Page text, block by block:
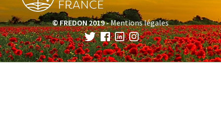
© FREDON 2019 -Mentions légales